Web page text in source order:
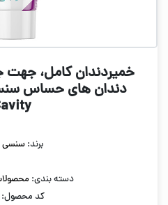
خمیردندان کامل، جهت
برند:
دسته بندی:
کد محصول: 9606